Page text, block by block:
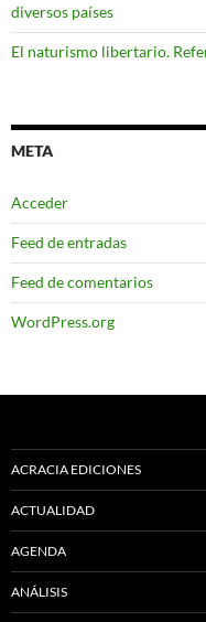
diversos países
El naturismo libertario.
META
Acceder
Feed de entradas
Feed de comentarios
WordPress.org
ACRACIA EDICIONES
ACTUALIDAD
AGENDA
ANÁLISIS